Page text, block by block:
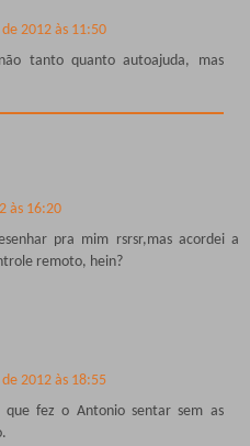
2012 às 11:50
tanto quanto autoajuda, mas
às 16:20
pra mim rsrsr,mas acordei a
remoto, hein?
2012 às 18:55
que fez o Antonio sentar sem as